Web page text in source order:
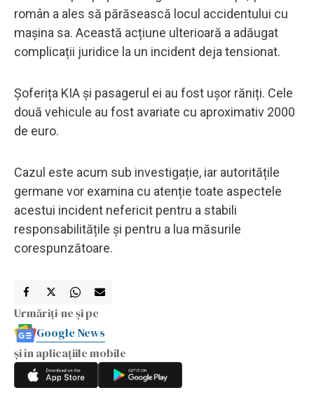
român a ales să părăsească locul accidentului cu
mașina sa. Această acțiune ulterioară a adăugat
complicații juridice la un incident deja tensionat.
Șoferița KIA și pasagerul ei au fost ușor răniți. Cele
două vehicule au fost avariate cu aproximativ 2000
de euro.
Cazul este acum sub investigație, iar autoritățile
germane vor examina cu atenție toate aspectele
acestui incident nefericit pentru a stabili
responsabilitățile și pentru a lua măsurile
corespunzătoare.
Urmăriți-ne și pe
Google News
și în aplicațiile mobile